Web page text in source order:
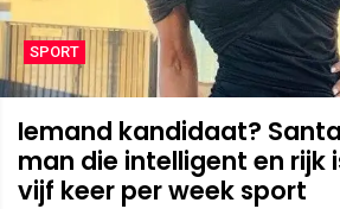
SPORT
Iemand kandidaat?
man die intelligent en rijk
vijf keer per week sport